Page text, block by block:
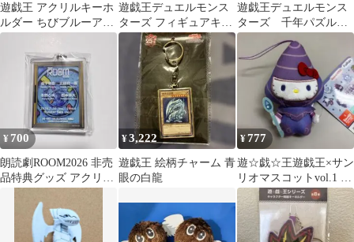
遊戯王 アクリルキーホ
ルダー ちびブルーアイ
ズ 限定版 特典 アクキ
ー 海馬建設
遊戯王デュエルモンス
ターズ フィギュアキー
ホルダー vol.1 クリボ
遊戯王デュエルモンス
ターズ 千年パズル懐
中時計
¥ 700
朗読劇ROOM2026 非売
品特典グッズ アクリル
¥3,222
遊戯王 絵柄チャーム 青
眼の白龍
¥777
遊☆戯☆王遊戯王×サン
リオマスコットvol.1 ブ
ラックマジシャン×ハロ
ーキティ